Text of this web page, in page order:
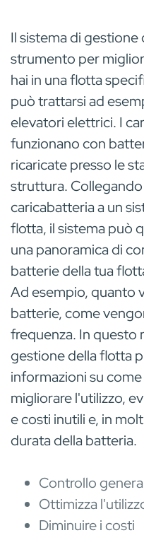
Il sistema di gestione
strumento per
hai in una flotta
può trattarsi ad
elevatori elettrici. I
funzionano con
ricaricate presso le
struttura.
caricabatteria a un
flotta, il sistema può
una panoramica di
batterie della tua
Ad esempio, quanto
batterie, come
frequenza. In questo
gestione della flotta
informazioni su
migliorare l'utilizzo,
e costi inutili e, in
durata della batteria.
Controllo
Ottimizza
Diminuire i costi